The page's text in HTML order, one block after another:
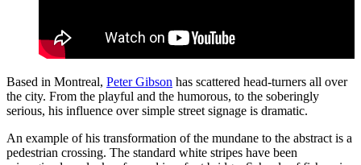
Based in Montreal, Peter Gibson has scattered head-turners all over
the city. From the playful and the humorous, to the soberingly
serious, his influence over simple street signage is dramatic.
An example of his transformation of the mundane to the abstract is a
pedestrian crossing. The standard white stripes have been